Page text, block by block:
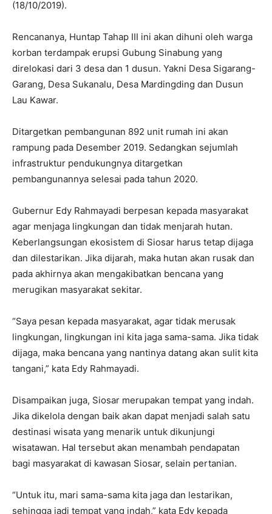
(18/10/2019).
Rencananya, Huntap Tahap III ini akan dihuni oleh warga
korban terdampak erupsi Gubung Sinabung yang
direlokasi dari 3 desa dan 1 dusun. Yakni Desa Sigarang-
Garang, Desa Sukanalu, Desa Mardingding dan Dusun
Lau Kawar.
Ditargetkan pembangunan 892 unit rumah ini akan
rampung pada Desember 2019. Sedangkan sejumlah
infrastruktur pendukungnya ditargetkan
pembangunannya selesai pada tahun 2020.
Gubernur Edy Rahmayadi berpesan kepada masyarakat
agar menjaga lingkungan dan tidak menjarah hutan.
Keberlangsungan ekosistem di Siosar harus tetap dijaga
dan dilestarikan. Jika dijarah, maka hutan akan rusak dan
pada akhirnya akan mengakibatkan bencana yang
merugikan masyarakat sekitar.
“Saya pesan kepada masyarakat, agar tidak merusak
lingkungan, lingkungan ini kita jaga sama-sama. Jika tidak
dijaga, maka bencana yang nantinya datang akan sulit kita
tangani,” kata Edy Rahmayadi.
Disampaikan juga, Siosar merupakan tempat yang indah.
Jika dikelola dengan baik akan dapat menjadi salah satu
destinasi wisata yang menarik untuk dikunjungi
wisatawan. Hal tersebut akan menambah pendapatan
bagi masyarakat di kawasan Siosar, selain pertanian.
“Untuk itu, mari sama-sama kita jaga dan lestarikan,
sehingga jadi tempat yang indah,” kata Edy kepada